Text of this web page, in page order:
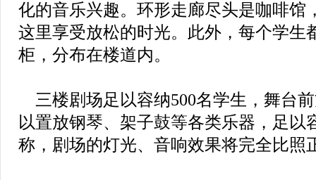
化的音乐兴趣。环形走廊尽头是咖啡馆
这里享受放松的时光。此外，每个学生
柜，分布在楼道内。
三楼剧场足以容纳500名学生，舞台
以置放钢琴、架子鼓等各类乐器，足以
称，剧场的灯光、音响效果将完全比照